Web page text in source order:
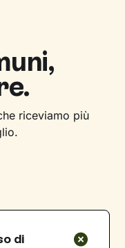
riceviamo più
di